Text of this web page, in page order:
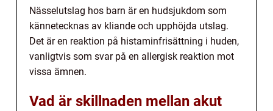
Nässelutslag hos barn är en hudsjukdom som
kännetecknas av kliande och upphöjda utslag.
Det är en reaktion på histaminfrisättning i huden,
vanligtvis som svar på en allergisk reaktion mot
vissa ämnen.
Vad är skillnaden mellan akut